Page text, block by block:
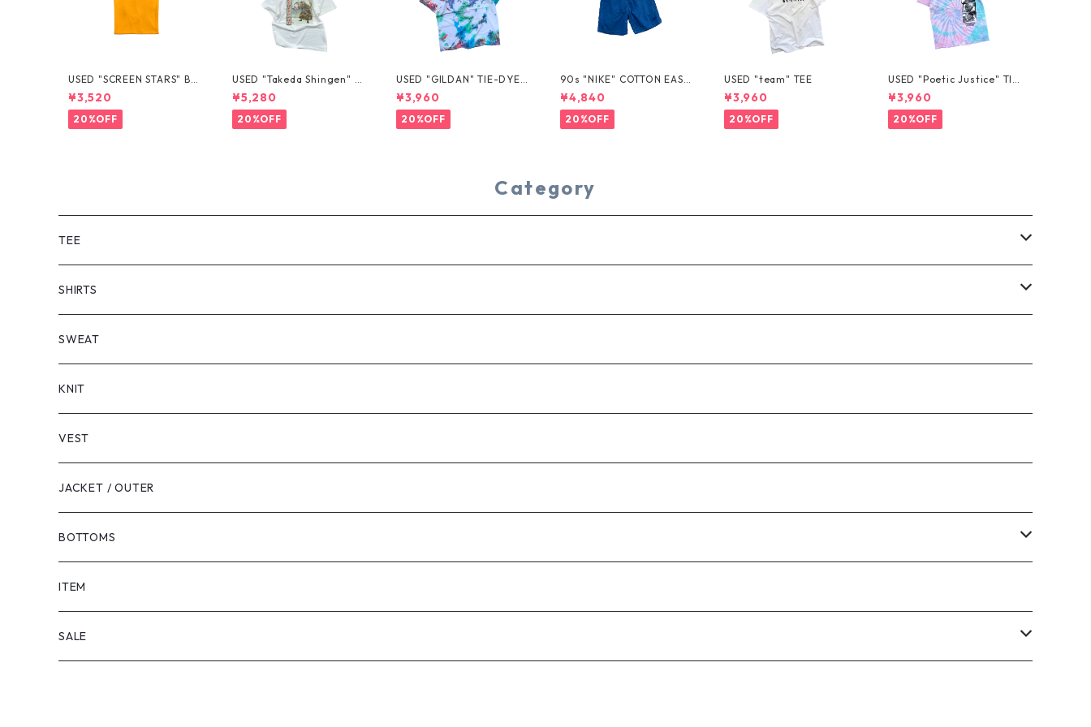
USED "SCREEN STARS" BL
ANK TEE
¥3,520
20%OFF
USED "Takeda Shingen" T
EE
¥5,280
20%OFF
USED "GILDAN" TIE-DYE T
EE
¥3,960
20%OFF
90s "NIKE" COTTON EASY
SHORTS
¥4,840
20%OFF
USED "team" TEE
¥3,960
20%OFF
USED "Poetic Justice" TIE
-DYE TEE
¥3,960
20%OFF
Category
TEE
SHORT SLEEVE
LONG SLEEVE
SHIRTS
SHORT SLEEVE
LONG SLEEVE
SWEAT
KNIT
VEST
JACKET / OUTER
BOTTOMS
SHORTS
PANTS
ITEM
SALE